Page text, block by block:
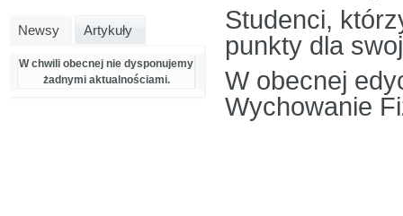
Newsy Artykuły
W chwili obecnej nie dysponujemy
żadnymi aktualnościami.
Studenci,
punkty dla
W obecnej
Wychowanie